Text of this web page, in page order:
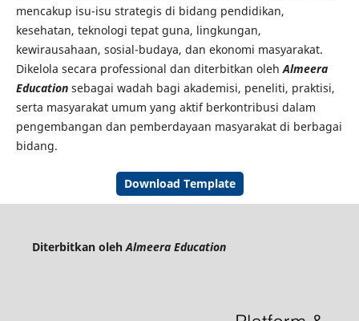
mencakup isu-isu strategis di bidang pendidikan,
kesehatan, teknologi tepat guna, lingkungan,
kewirausahaan, sosial-budaya, dan ekonomi masyarakat.
Dikelola secara professional dan diterbitkan olehAlmeera
Educationsebagai wadah bagi akademisi, peneliti, praktisi,
serta masyarakat umum yang aktif berkontribusi dalam
pengembangan dan pemberdayaan masyarakat di berbagai
bidang.
Download Template
Diterbitkan olehAlmeera Education